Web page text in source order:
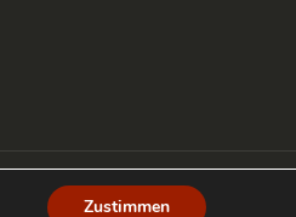
Zustimmen